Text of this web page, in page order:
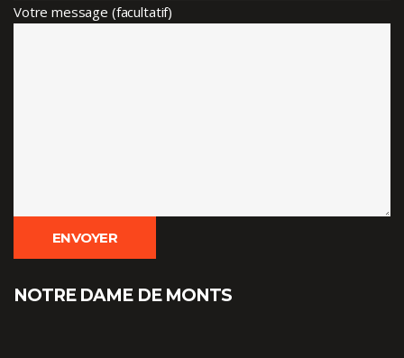
Votre message (facultatif)
NOTRE DAME DE MONTS